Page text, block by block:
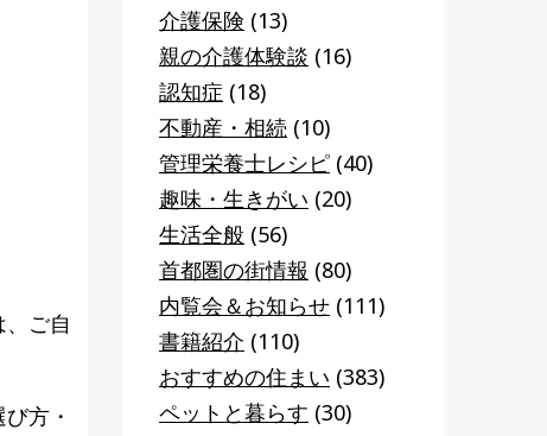
ご自
方・
介護保険 (13)
親の介護体験談 (16)
認知症 (18)
不動産・相続 (10)
管理栄養士レシピ (40)
趣味・生きがい (20)
生活全般 (56)
首都圏の街情報 (80)
内覧会＆お知らせ (111)
書籍紹介 (110)
おすすめの住まい (383)
ペットと暮らす (30)